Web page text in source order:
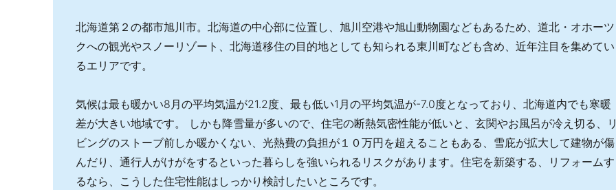
北海道第２の都市旭川市。北海道の中心部に位置し、旭川空港や旭山動物園などもあるため、道北・オホーツ
クへの観光やスノーリゾート、北海道移住の目的地としても知られる東川町なども含め、近年注目を集めてい
るエリアです。
気候は最も暖かい8月の平均気温が21.2度、最も低い1月の平均気温が-7.0度となっており、北海道内でも寒暖
差が大きい地域です。 しかも降雪量が多いので、住宅の断熱気密性能が低いと、玄関やお風呂が冷え切る、リ
ビングのストーブ前しか暖かくない、光熱費の負担が１０万円を超えることもある、雪庇が拡大して建物が傷
んだり、通行人がけがをするといった暮らしを強いられるリスクがあります。住宅を新築する、リフォームす
るなら、こうした住宅性能はしっかり検討したいところです。